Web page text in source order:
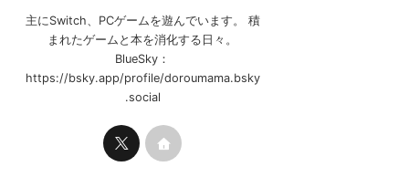
主にSwitch、PCゲームを遊んでいます。 積
まれたゲームと本を消化する日々。
BlueSky：
https://bsky.app/profile/doroumama.bsky
.social